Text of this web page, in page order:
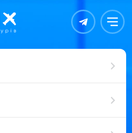
Контакты Меню